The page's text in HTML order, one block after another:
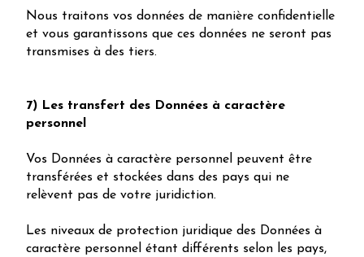
Nous traitons vos données de manière confidentielle
et vous garantissons que ces données ne seront pas
transmises à des tiers.
7) Les transfert des Données à caractère
personnel
Vos Données à caractère personnel peuvent être
transférées et stockées dans des pays qui ne
relèvent pas de votre juridiction.
Les niveaux de protection juridique des Données à
caractère personnel étant différents selon les pays,